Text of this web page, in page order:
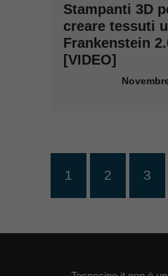
Stampanti 3D
creare tessuti
Frankenstein
[VIDEO]
1 2 3